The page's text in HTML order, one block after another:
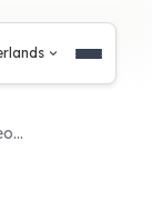
AI Mindmapgenerator Beoordeling 2025: Top Tools voor Visueel Denken